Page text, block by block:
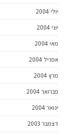
יולי 2004
יוני 2004
מאי 2004
אפריל 2004
מרץ 2004
פברואר 2004
ינואר 2004
דצמבר 2003